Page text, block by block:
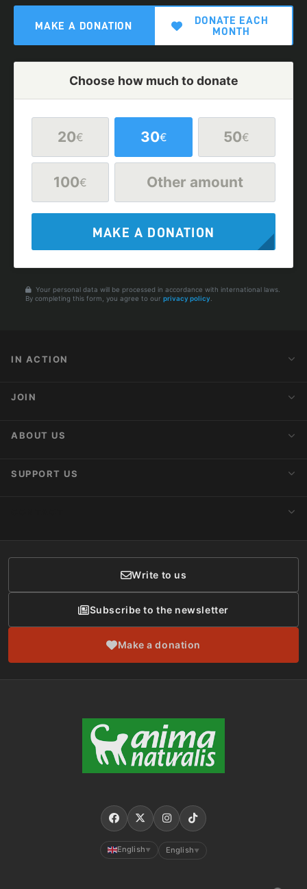
MAKE A DONATION
DONATE EACH
MONTH
Choose how much to donate
20€ 30€ 50€
100€ Other amount
MAKE A DONATION
Your personal data will be processed in accordance with international laws.
By completing this form, you agree to our privacy policy
IN ACTION
Action Alerts
JOIN
Activist Network
ABOUT US
About AnimaNaturalis
SUPPORT US
Donor Care
Write to us
Subscribe to the newsletter
Make a donation
English ▼ English ▼